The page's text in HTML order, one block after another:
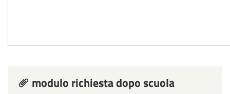
modulo richiesta dopo scuola